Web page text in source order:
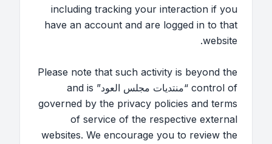
including tracking your interaction if you
have an account and are logged in to that
website.
Please note that such activity is beyond the
control of “منتديات مجلس العود” and is
governed by the privacy policies and terms
of service of the respective external
websites. We encourage you to review the